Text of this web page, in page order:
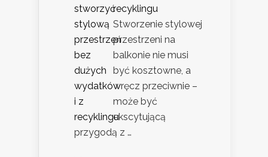
recyklingu
Stworzenie stylowej
przestrzeni na
balkonie nie musi
być kosztowne, a
wręcz przeciwnie –
może być
ekscytującą
przygodą z …